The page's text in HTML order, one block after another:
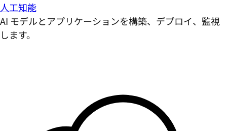
人工知能
AI モデルとアプリケーションを構築、デプロイ、監視
します。